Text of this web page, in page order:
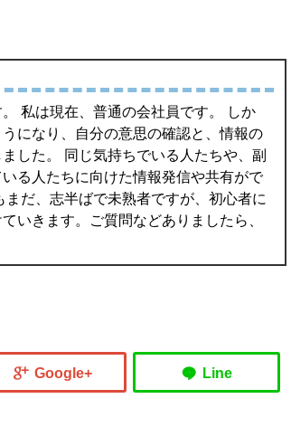
私は現在、普通の会社員です。 しか
になり、自分の意思の確認と、情報の
した。 同じ気持ちでいる人たちや、副
る人たちに向けた情報発信や共有がで
だ、志半ばで未熟者ですが、初心者に
いきます。ご質問などありましたら、